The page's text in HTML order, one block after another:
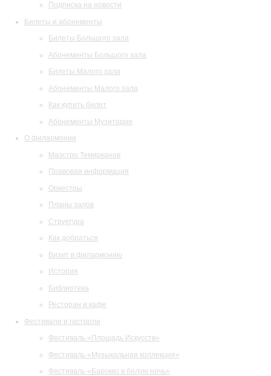
Подписка на новости
Билеты и абонементы
Билеты Большого зала
Абонементы Большого зала
Билеты Малого зала
Абонементы Малого зала
Как купить билет
Абонементы Музитория
О филармонии
Маэстро Темирканов
Правовая информация
Оркестры
Планы залов
Структура
Как добраться
Визит в филармонию
История
Библиотека
Ресторан и кафе
Фестивали и гастроли
Фестиваль «Площадь Искусств»
Фестиваль «Музыкальная коллекция»
Фестиваль «Барокко в белую ночь»